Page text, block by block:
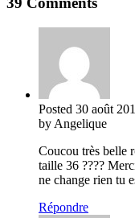
Posted 30 août
by Angelique
Coucou très belle
taille 36 ????
ne change rien tu
Répondre